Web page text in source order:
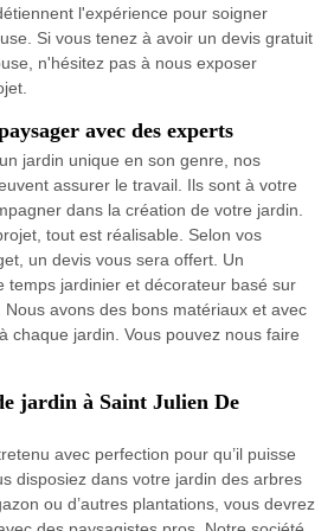
l'expérience pour soigner
Si vous tenez à avoir un devis gratuit
n'hésitez pas à nous exposer
avec des experts
jardin unique en son genre, nos
assurer le travail. Ils sont à votre
dans la création de votre jardin.
tout est réalisable. Selon vos
un devis vous sera offert. Un
temps jardinier et décorateur basé sur
avons des bons matériaux et avec
chaque jardin. Vous pouvez nous faire
jardin à Saint Julien De
avec perfection pour qu’il puisse
disposiez dans votre jardin des arbres
ou d’autres plantations, vous devrez